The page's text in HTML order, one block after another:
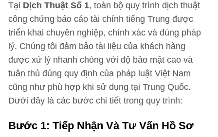
Tại Dịch Thuật Số 1, toàn bộ quy trình dịch thuật
công chứng báo cáo tài chính tiếng Trung được
triển khai chuyên nghiệp, chính xác và đúng pháp
lý. Chúng tôi đảm bảo tài liệu của khách hàng
được xử lý nhanh chóng với độ bảo mật cao và
tuân thủ đúng quy định của pháp luật Việt Nam
cũng như phù hợp khi sử dụng tại Trung Quốc.
Dưới đây là các bước chi tiết trong quy trình:
Bước 1: Tiếp Nhận Và Tư Vấn Hồ Sơ